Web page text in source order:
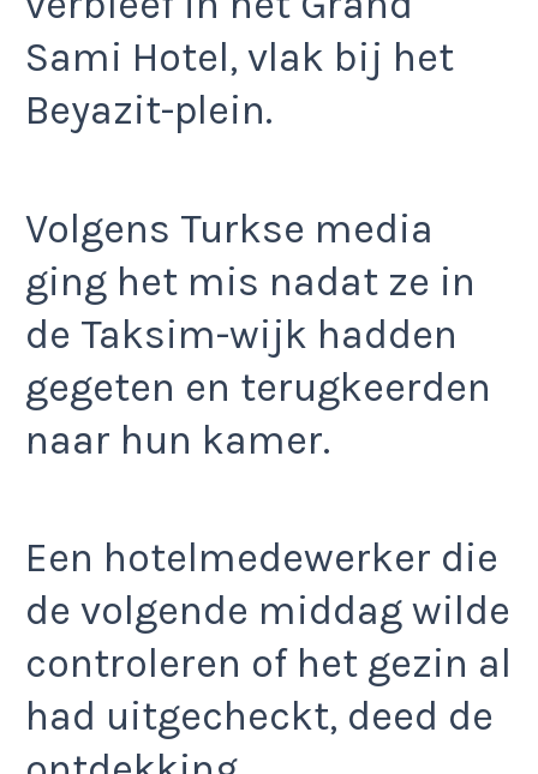
Sami Hotel, vlak bij het
Beyazit-plein.
Volgens Turkse media
ging het mis nadat ze in
de Taksim-wijk hadden
gegeten en terugkeerden
naar hun kamer.
Een hotelmedewerker die
de volgende middag wilde
controleren of het gezin al
had uitgecheckt, deed de